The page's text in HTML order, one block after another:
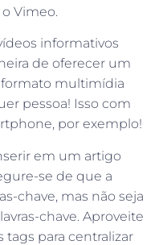
Vimeo.
informativos
de oferecer um
formato multimídia
pessoa! Isso com
por exemplo!
em um artigo
se de que a
chave, mas não seja
chave. Aproveite
para centralizar